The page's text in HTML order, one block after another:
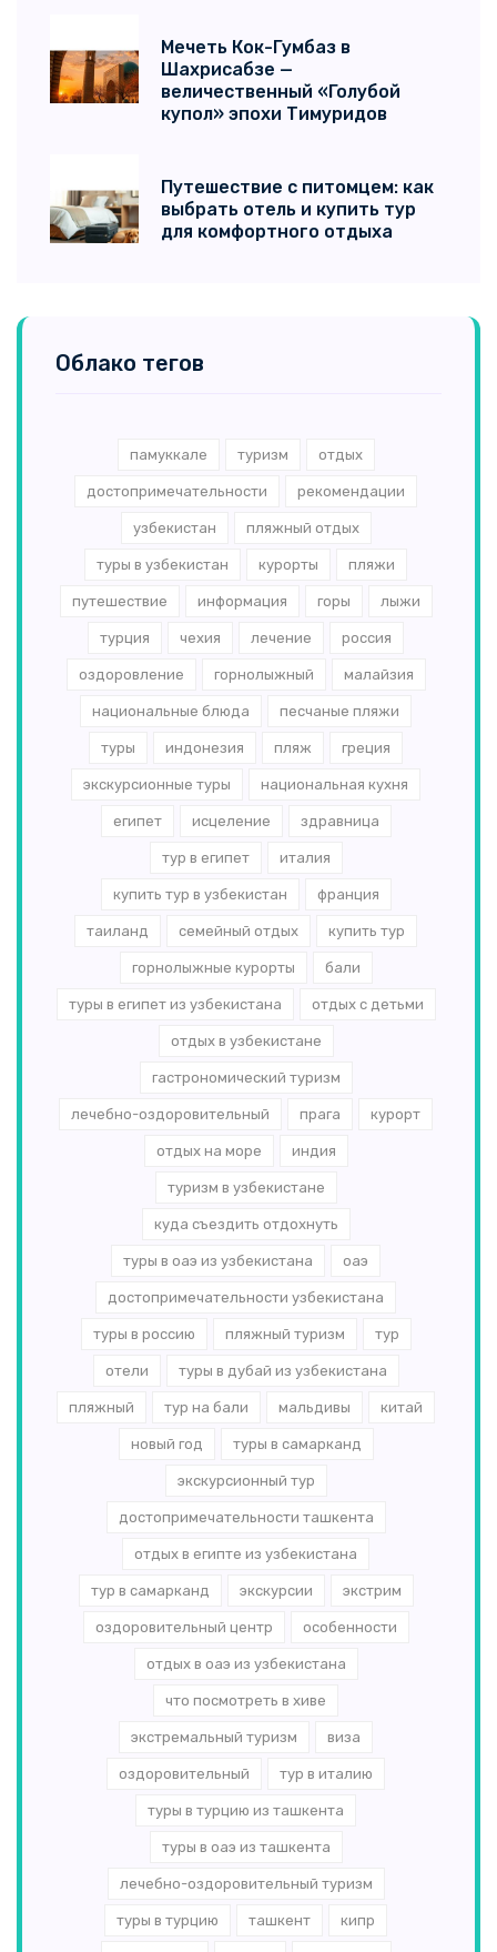
Мечеть Кок-Гумбаз в
Шахрисабзе —
величественный «Голубой
купол» эпохи Тимуридов
Путешествие с питомцем: как
выбрать отель и купить тур
для комфортного отдыха
Облако тегов
памуккале туризм отдых
достопримечательности рекомендации
узбекистан пляжный отдых
туры в узбекистан курорты пляжи
путешествие информация горы лыжи
турция чехия лечение россия
оздоровление горнолыжный малайзия
национальные блюда песчаные пляжи
туры индонезия пляж греция
экскурсионные туры национальная кухня
египет исцеление здравница
тур в египет италия
купить тур в узбекистан франция
таиланд семейный отдых купить тур
горнолыжные курорты бали
туры в египет из узбекистана отдых с детьми
отдых в узбекистане
гастрономический туризм
лечебно-оздоровительный прага курорт
отдых на море индия
туризм в узбекистане
куда съездить отдохнуть
туры в оаэ из узбекистана оаэ
достопримечательности узбекистана
туры в россию пляжный туризм тур
отели туры в дубай из узбекистана
пляжный тур на бали мальдивы китай
новый год туры в самарканд
экскурсионный тур
достопримечательности ташкента
отдых в египте из узбекистана
тур в самарканд экскурсии экстрим
оздоровительный центр особенности
отдых в оаэ из узбекистана
что посмотреть в хиве
экстремальный туризм виза
оздоровительный тур в италию
туры в турцию из ташкента
туры в оаэ из ташкента
лечебно-оздоровительный туризм
туры в турцию ташкент кипр